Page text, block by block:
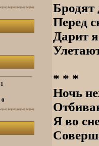
1
0
Бродят
Перед
Дарит
* * *
Ночь
Я во